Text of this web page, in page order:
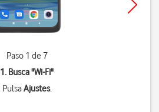
Paso 1 de 7
1. Busca "Wi-Fi"
PulsaAjustes.